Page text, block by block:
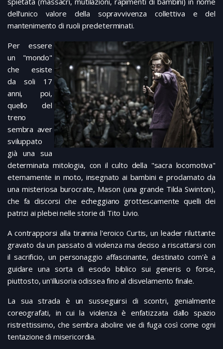
dell'unico valore della sopravvivenza collettiva e del
mantenimento di ruoli predeterminati.
Per essere
un "mondo"
che esiste
da soli 17
anni, poi,
quello del
treno
sembra aver
sviluppato
già una sua
determinata mitologia, con il culto della "sacra locomotiva"
eternamente in moto, insegnato ai bambini e proclamato da
una misteriosa burocrate, Mason (una grande Tilda Swinton),
che fa discorsi che echeggiano grottescamente quelli dei
patrizi ai plebei nelle storie di Tito Livio.
A contrapporsi alla tirannia l'eroico Curtis, un leader riluttante
gravato da un passato di violenza ma deciso a riscattarsi con
il sacrificio, un personaggio affascinante, destinato com'è a
guidare una sorta di esodo biblico sui generis o forse,
piuttosto, un'illusoria odissea fino al disvelamento finale.
La sua strada è un susseguirsi di scontri, genialmente
coreografati, in cui la violenza è enfatizzata dallo spazio
ristrettissimo, che sembra abolire vie di fuga così come ogni
tentazione di misericordia.